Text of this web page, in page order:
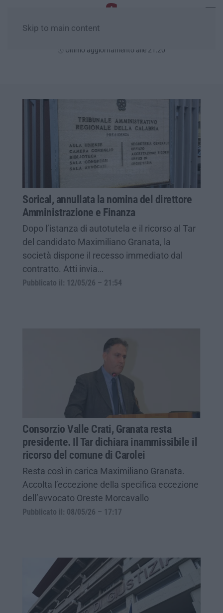
Skip to main content
Ultimo aggiornamento alle 21:20
Sorical, annullata la nomina del direttore
Amministrazione e Finanza
Dopo l’istanza di autotutela e il ricorso al Tar
del candidato Maximiliano Granata, la
società dispone il recesso immediato dal
contratto. Atti invia…
Pubblicato il: 12/05/26 – 21:54
Consorzio Valle Crati, Granata resta
presidente. Il Tar dichiara inammissibile il
ricorso del comune di Carolei
Resta così in carica Maximiliano Granata.
Accolta l’eccezione della specifica eccezione
dell’avvocato Oreste Morcavallo
Pubblicato il: 08/05/26 – 17:17